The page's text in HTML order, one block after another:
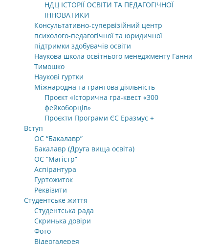
НДЦ ІСТОРІЇ ОСВІТИ ТА ПЕДАГОГІЧНОЇ
ІННОВАТИКИ
Консультативно-супервізійний центр
психолого-педагогічної та юридичної
підтримки здобувачів освіти
Наукова школа освітнього менеджменту Ганни
Тимошко
Наукові гуртки
Міжнародна та грантова діяльність
Проєкт «Історична гра-квест «300
фейкоборців»
Проєкти Програми ЄС Еразмус +
Вступ
ОС “Бакалавр”
Бакалавр (Друга вища освіта)
ОС “Магістр”
Аспірантура
Гуртожиток
Реквізити
Студентське життя
Студентська рада
Скринька довіри
Фото
Відеогалерея